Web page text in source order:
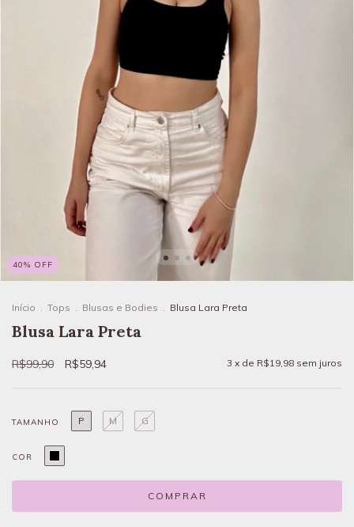
40% OFF
Início . Tops . Blusas e Bodies . Blusa Lara Preta
Blusa Lara Preta
R$99,90 R$59,94 3 x de R$19,98 sem juros
TAMANHO P M G
COR